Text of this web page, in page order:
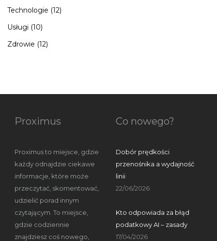
Technologie (12)
Usługi (10)
Zdrowie (12)
Proximus
Proximus to miejsce, gdzie
każdy odnajdzie ciekawe
informacje, które może
przeczytać, skomentować,
udzielić porad innym
czytającym. To miejsce,
gdzie codziennie
znajdziesz coś nowego,
Co nowego?
Dobór prędkości
przenośnika a wydajność
linii
22/06/2026
Kto odpowiada za błąd
podatkowy AI – zasady
17/04/2026